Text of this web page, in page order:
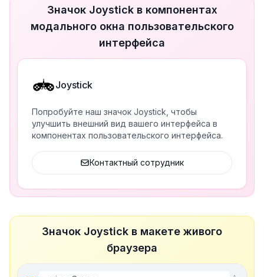
Значок Joystick в компонентах
модального окна пользовательского
интерфейса
Joystick
Попробуйте наш значок Joystick, чтобы
улучшить внешний вид вашего интерфейса в
компонентах пользовательского интерфейса.
Контактный сотрудник
Значок Joystick в макете живого
браузера